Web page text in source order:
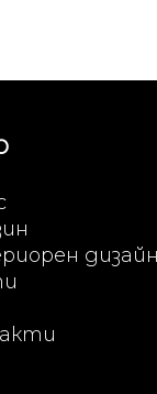
дизайн